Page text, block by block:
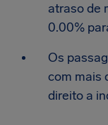
atraso de
0.00%
Os
com mais
direito a